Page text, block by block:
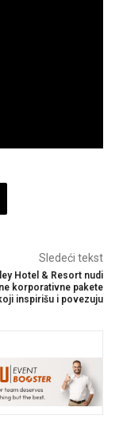
Sledeći tekst
Hotel & Resort nudi
korporativne pakete
inspirišu i povezuju